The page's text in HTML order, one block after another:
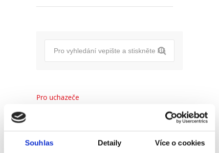
Souhlas Detaily Více o cookies
Pro uchazeče
Pro HR